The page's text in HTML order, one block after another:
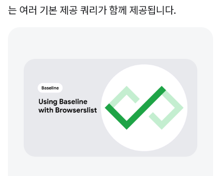
는 여러 기본 제공 쿼리가 함께 제공됩니다.